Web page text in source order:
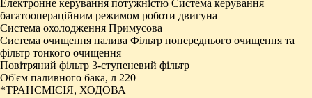
Електронне керування потужністю Система керування
багатоопераційним режимом роботи двигуна
Система охолодження Примусова
Система очищення палива Фільтр попереднього очищення та
фільтр тонкого очищення
Повітряний фільтр 3-ступеневий фільтр
Об'єм паливного бака, л 220
*ТРАНСМІСІЯ, ХОДОВА